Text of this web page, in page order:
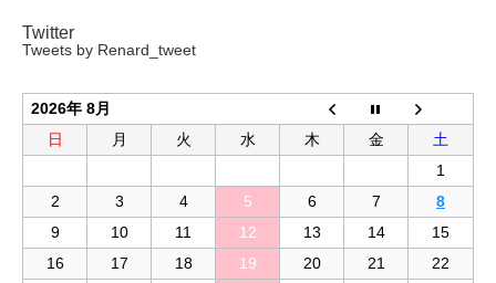
Twitter
Tweets by Renard_tweet
2026年 8月
日
月 火 水 木 金
土
1
2
3 4 5 6 7
8
9
10 11 12 13 14
15
16
17 18 19 20 21
22